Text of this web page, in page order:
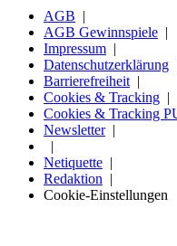
AGB
AGB Gewinnspiele
Impressum
Datenschutzerklärung
Barrierefreiheit
Cookies & Tracking
Cookies & Tracking
Newsletter
Netiquette
Redaktion
Cookie-Einstellungen